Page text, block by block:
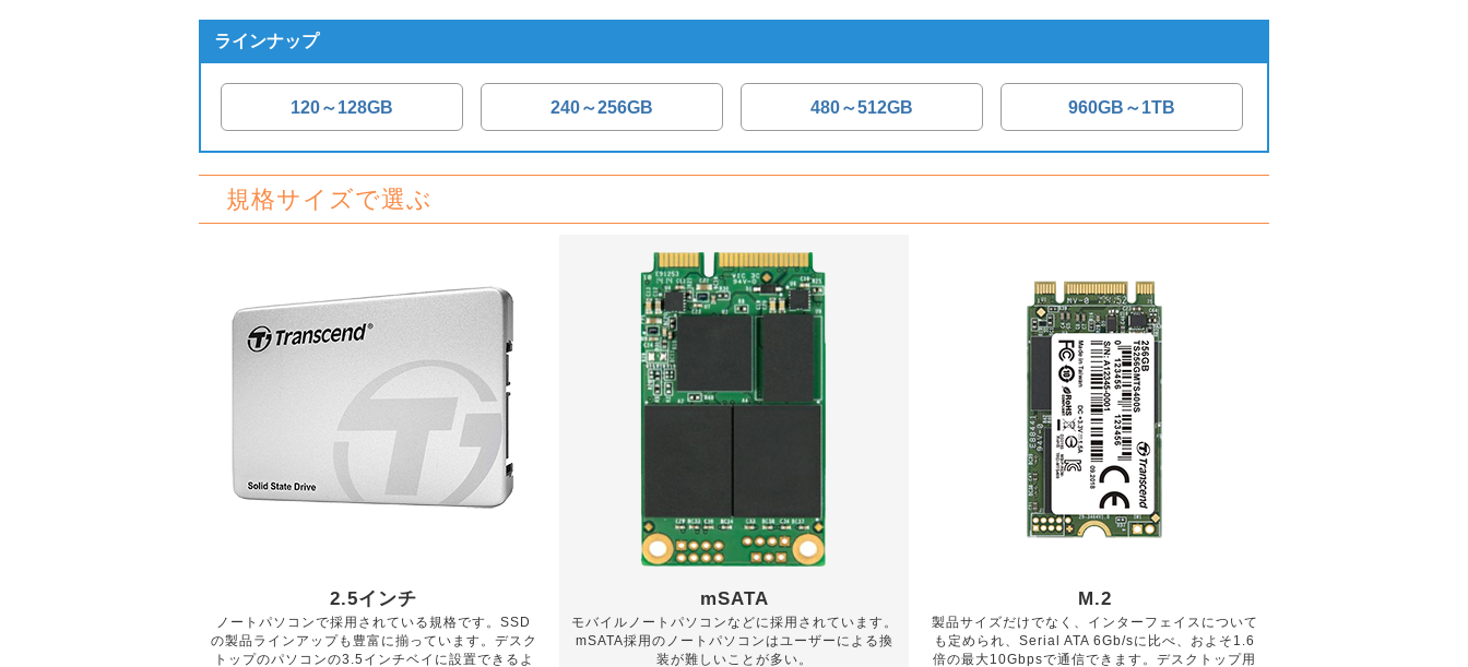
ラインナップ
120～128GB 240～256GB 480～512GB 960GB～1TB
規格サイズで選ぶ
2.5インチ
ノートパソコンで採用されている規格です。SSD
の製品ラインアップも豊富に揃っています。デスク
トップのパソコンの3.5インチベイに設置できるよ
mSATA
モバイルノートパソコンなどに採用されています。
mSATA採用のノートパソコンはユーザーによる換
装が難しいことが多い。
M.2
製品サイズだけでなく、インターフェイスについて
も定められ、Serial ATA 6Gb/sに比べ、およそ1.6
倍の最大10Gbpsで通信できます。デスクトップ用